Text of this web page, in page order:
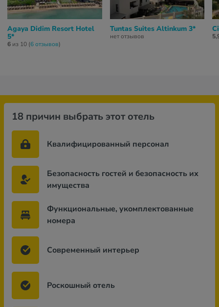
Agaya Didim Resort Hotel
5*
6 из 10 (6 отзывов)
Tuntas Suites Altinkum 3*
нет отзывов
18 причин выбрать этот отель
Квалифицированный персонал
Безопасность гостей и безопасность их
имущества
Функциональные, укомплектованные
номера
Современный интерьер
Роскошный отель